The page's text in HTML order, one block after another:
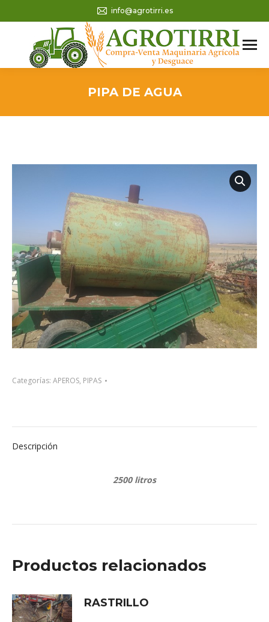
info@agrotirri.es
PIPA DE AGUA
Categorías: APEROS, PIPAS
Descripción
2500 litros
Productos relacionados
RASTRILLO